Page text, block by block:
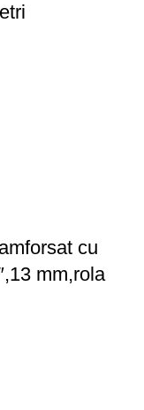
cu
mm,rola